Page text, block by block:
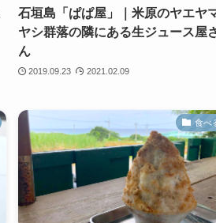
石垣島「ぱぱ屋」｜米原のヤエヤ
ヤシ群落の隣にある生ジュース屋
ん
2019.09.23 2021.02.09
食べ